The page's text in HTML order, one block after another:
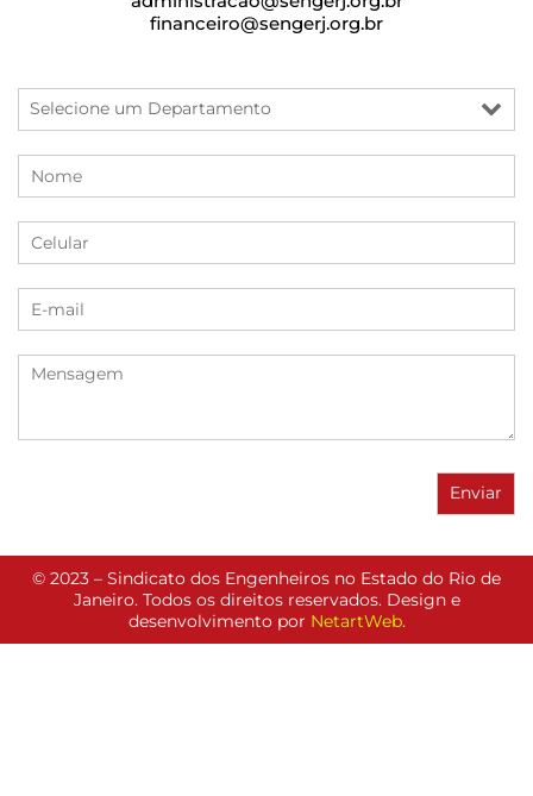
financeiro@sengerj.org.br
© 2023 – Sindicato dos Engenheiros no Estado do Rio de
Janeiro. Todos os direitos reservados. Design e
desenvolvimento por NetartWeb.